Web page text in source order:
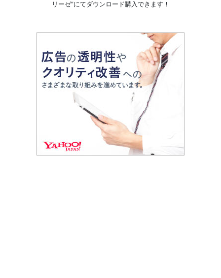
リーゼ”にてダウンロード購入できます！